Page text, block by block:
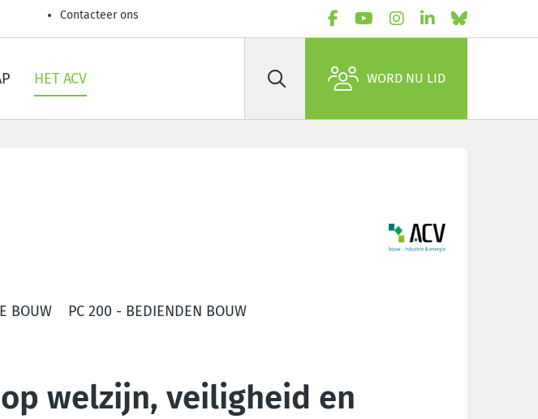
Contacteer ons
HET ACV Zoek WORD NU LID
BOUW PC 200 - BEDIENDEN BOUW
welzijn, veiligheid en